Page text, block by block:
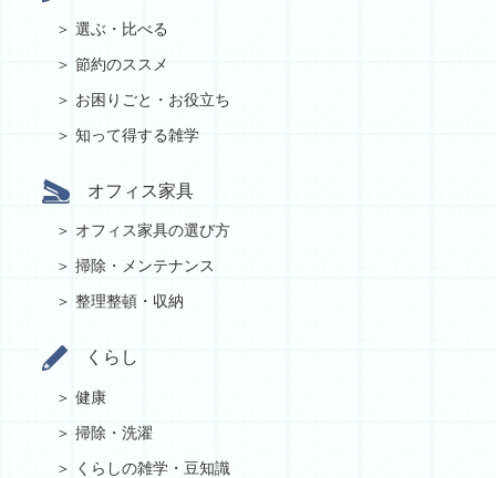
選ぶ・比べる
節約のススメ
お困りごと・お役立ち
知って得する雑学
オフィス家具
オフィス家具の選び方
掃除・メンテナンス
整理整頓・収納
くらし
健康
掃除・洗濯
くらしの雑学・豆知識